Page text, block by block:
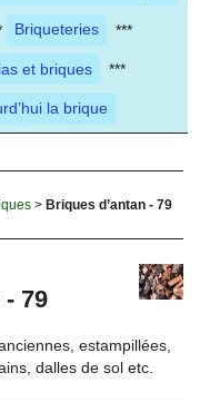
Briqueteries ***
et briques ***
la brique
> Briques d’antan - 79
79
estampillées,
dalles de sol etc.